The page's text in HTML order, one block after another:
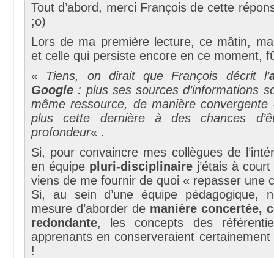
Tout d’abord, merci François de cette
;o)
Lors de ma première lecture, ce mâtin,
et celle qui persiste encore en ce moment,
« Tiens, on dirait que François décrit l’
Google : plus ses sources d’informations
même ressource, de manière convergente
plus cette dernière à des chances
profondeur« .
Si, pour convaincre mes collègues de
en équipe pluri-disciplinaire j’étais à
viens de me fournir de quoi « repasser une
Si, au sein d’une équipe pédagogique,
mesure d’aborder de manière concertée,
redondante, les concepts des
apprenants en conserveraient
!